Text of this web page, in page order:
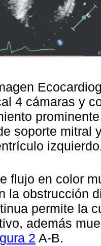
4 cámaras y
soporte mitral
flujo en color
la obstrucción
permite la
además
2 A-B.